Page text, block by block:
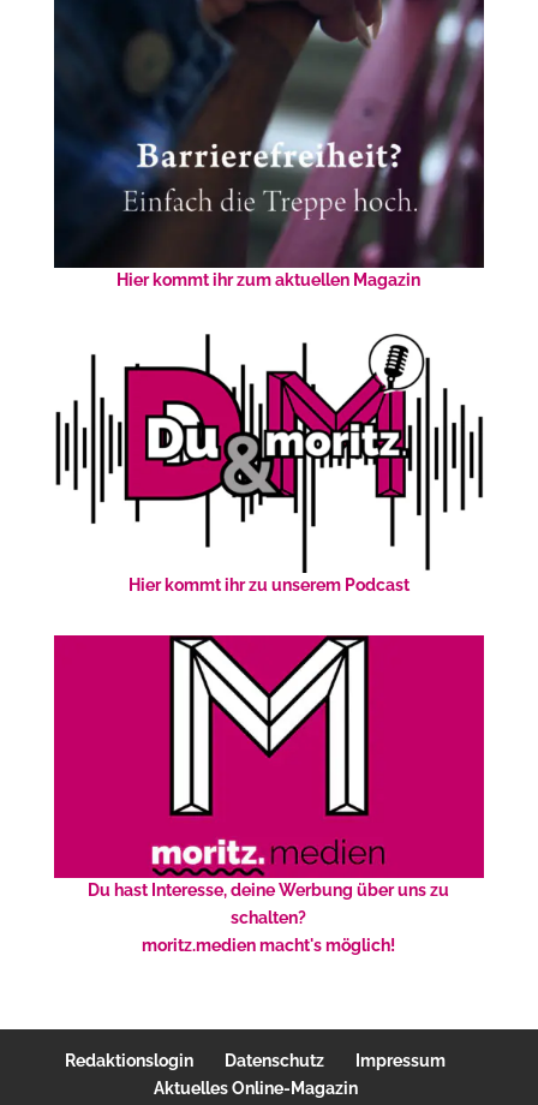
Hier kommt ihr zum aktuellen Magazin
Hier kommt ihr zu unserem Podcast
Du hast Interesse, deine Werbung über uns zu
schalten?
moritz.medien macht's möglich!
Redaktionslogin Datenschutz
Impressum
Aktuelles Online-Magazin